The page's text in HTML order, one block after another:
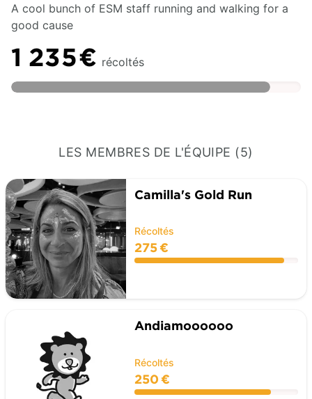
A cool bunch of ESM staff running and walking for a
good cause
1 235€ récoltés
LES MEMBRES DE L'ÉQUIPE (5)
Camilla's Gold Run
Récoltés
275 €
Andiamoooooo
Récoltés
250 €